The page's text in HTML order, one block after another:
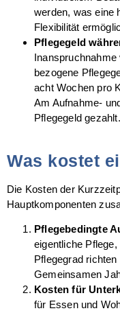
werden, was eine
Flexibilität
Pflegegeld
bezogene
acht Wochen pro
Am Aufnahme-
Pflegegeld gezahlt.
Was kostet
Die Kosten der
Hauptkomponenten
Pflegebedingte
eigentliche
Pflegegrad
Gemeinsamen
Kosten für
für Essen und